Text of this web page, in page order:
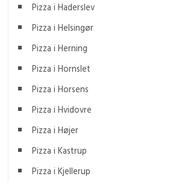
Pizza i Haderslev
Pizza i Helsingør
Pizza i Herning
Pizza i Hornslet
Pizza i Horsens
Pizza i Hvidovre
Pizza i Højer
Pizza i Kastrup
Pizza i Kjellerup